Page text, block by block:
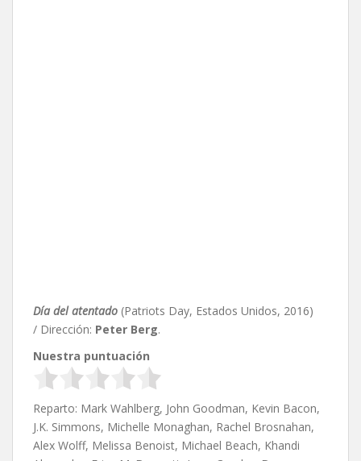
Día del atentado (Patriots Day, Estados Unidos, 2016)
/ Dirección: Peter Berg.
Nuestra puntuación
Reparto: Mark Wahlberg, John Goodman, Kevin Bacon,
J.K. Simmons, Michelle Monaghan, Rachel Brosnahan,
Alex Wolff, Melissa Benoist, Michael Beach, Khandi